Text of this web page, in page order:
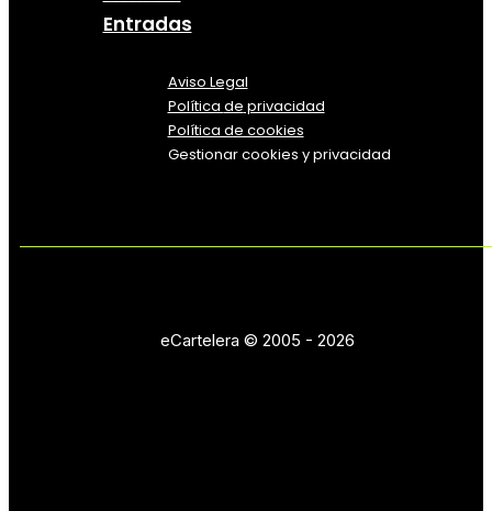
Entradas
Aviso Legal
Política de privacidad
Política de cookies
Gestionar cookies y privacidad
eCartelera © 2005 - 2026